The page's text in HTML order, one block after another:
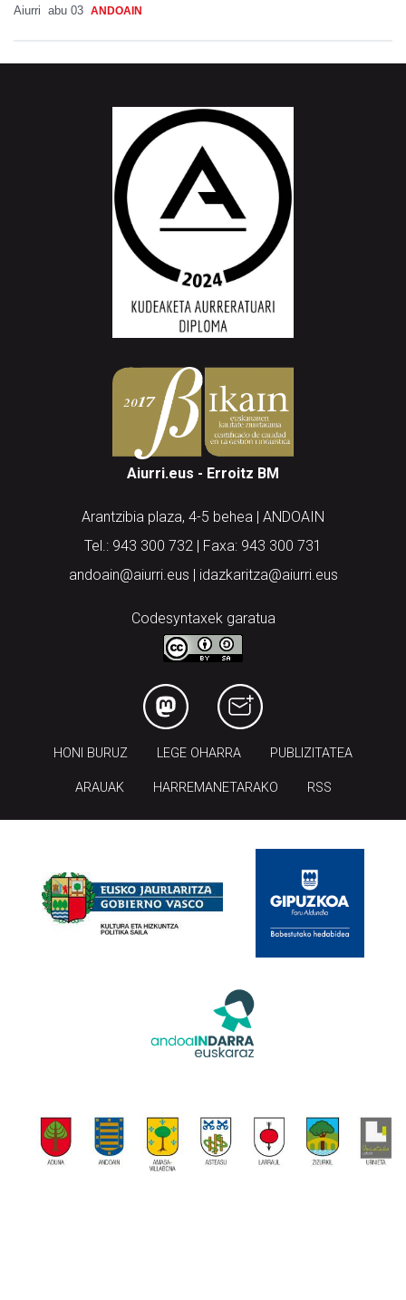
Aiurri abu 03 ANDOAIN
Aiurri.eus - Erroitz BM
Arantzibia plaza, 4-5 behea | ANDOAIN
Tel.: 943 300 732 | Faxa: 943 300 731
andoain@aiurri.eus | idazkaritza@aiurri.eus
Codesyntaxek garatua
HONI BURUZ LEGE OHARRA PUBLIZITATEA
ARAUAK HARREMANETARAKO RSS